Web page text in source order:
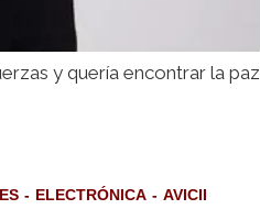
y quería encontrar la paz
ELECTRÓNICA AVICII